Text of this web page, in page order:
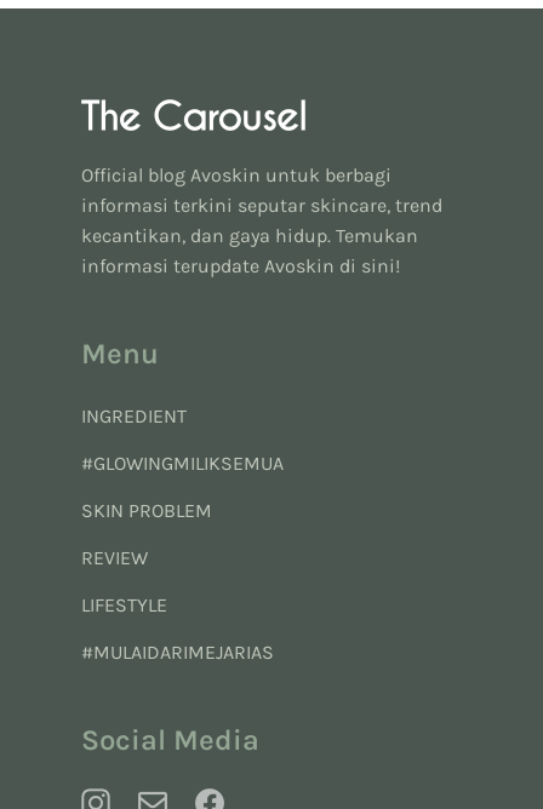
Official blog Avoskin untuk berbagi
informasi terkini seputar skincare, trend
kecantikan, dan gaya hidup. Temukan
informasi terupdate Avoskin di sini!
Menu
INGREDIENT
#GLOWINGMILIKSEMUA
SKIN PROBLEM
REVIEW
LIFESTYLE
#MULAIDARIMEJARIAS
Social Media